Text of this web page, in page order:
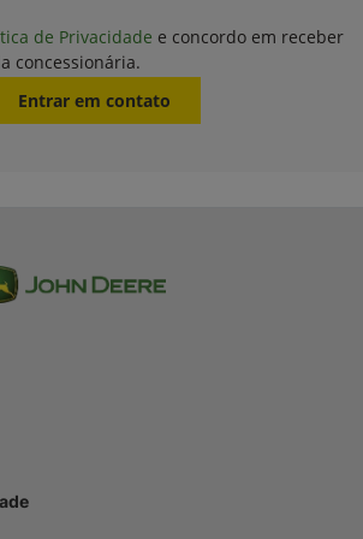
de Privacidade e concordo em receber
concessionária.
Entrar em contato